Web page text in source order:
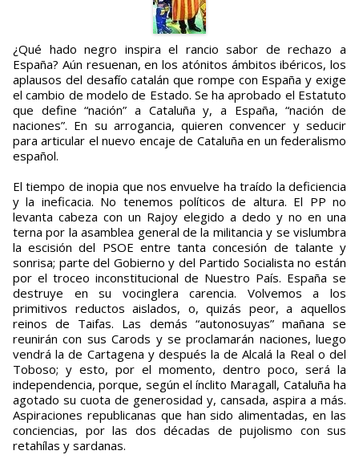
¿Qué hado negro inspira el rancio sabor de rechazo a
España? Aún resuenan, en los atónitos ámbitos ibéricos, los
aplausos del desafío catalán que rompe con España y exige
el cambio de modelo de Estado. Se ha aprobado el Estatuto
que define “nación” a Cataluña y, a España, “nación de
naciones”. En su arrogancia, quieren convencer y seducir
para articular el nuevo encaje de Cataluña en un federalismo
español.
El tiempo de inopia que nos envuelve ha traído la deficiencia
y la ineficacia. No tenemos políticos de altura. El PP no
levanta cabeza con un Rajoy elegido a dedo y no en una
terna por la asamblea general de la militancia y se vislumbra
la escisión del PSOE entre tanta concesión de talante y
sonrisa; parte del Gobierno y del Partido Socialista no están
por el troceo inconstitucional de Nuestro País. España se
destruye en su vocinglera carencia. Volvemos a los
primitivos reductos aislados, o, quizás peor, a aquellos
reinos de Taifas. Las demás “autonosuyas” mañana se
reunirán con sus Carods y se proclamarán naciones, luego
vendrá la de Cartagena y después la de Alcalá la Real o del
Toboso; y esto, por el momento, dentro poco, será la
independencia, porque, según el ínclito Maragall, Cataluña ha
agotado su cuota de generosidad y, cansada, aspira a más.
Aspiraciones republicanas que han sido alimentadas, en las
conciencias, por las dos décadas de pujolismo con sus
retahílas y sardanas.